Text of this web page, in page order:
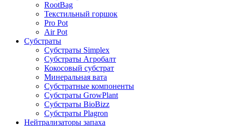
RootBag
Текстильный горшок
Pro Pot
Air Pot
Субстраты
Субстраты Simplex
Субстраты Агробалт
Кокосовый субстрат
Минеральная вата
Субстратные компоненты
Субстраты GrowPlant
Субстраты BioBizz
Субстраты Plagron
Нейтрализаторы запаха